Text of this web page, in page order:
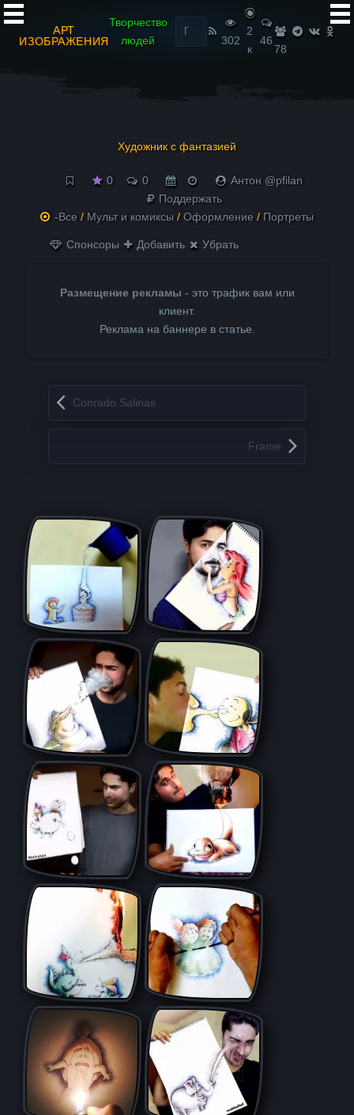
АРТ
ИЗОБРАЖЕНИЯ
Творчество
людей
Найти:
302
2
к
46
78
Художник с фантазией
0 0
Антон @pfilan
Поддержать
-Все / Мульт и комиксы / Оформление / Портреты
Спонсоры Добавить Убрать
Размещение рекламы - это трафик вам или
клиент.
Реклама на баннере в статье.
Запись навигация
Conrado Salinas
Frame